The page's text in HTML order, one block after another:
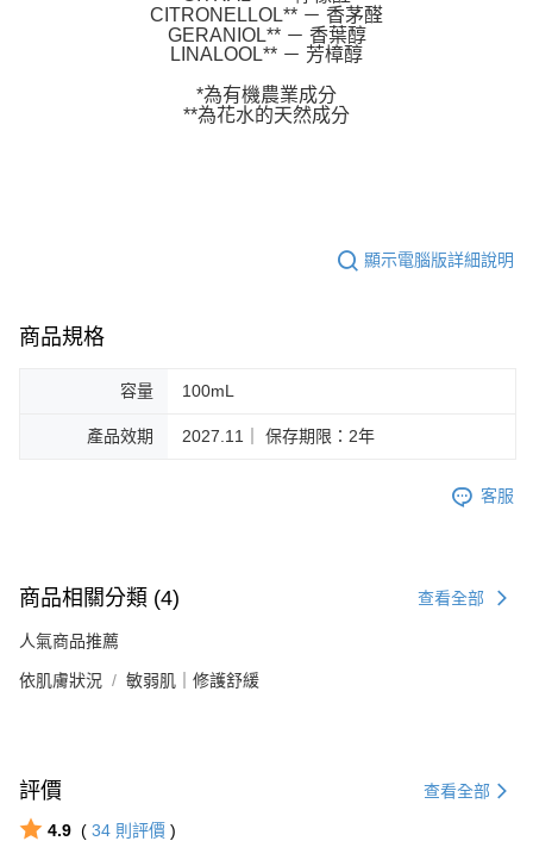
CITRONELLOL** － 香茅醛
GERANIOL** － 香葉醇
LINALOOL** － 芳樟醇
*為有機農業成分
**為花水的天然成分
顯示電腦版詳細說明
商品規格
容量 100mL
產品效期 2027.11｜ 保存期限：2年
客服
商品相關分類 (4) 查看全部
人氣商品推薦
依肌膚狀況 敏弱肌｜修護舒緩
評價 查看全部
4.9 ( 34 則評價 )